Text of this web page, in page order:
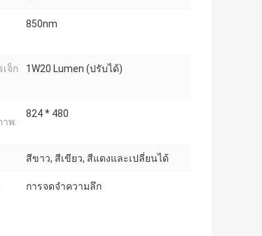
850nm
จ็ก
1W20 Lumen (ปรับได้)
าพ:
824 * 480
สีขาว, สีเขียว, สีแดงและเปลี่ยนได้
การจดจำความลึก